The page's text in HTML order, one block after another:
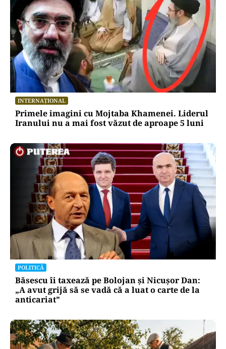
INTERNAȚIONAL
Primele imagini cu Mojtaba Khamenei. Liderul
Iranului nu a mai fost văzut de aproape 5 luni
POLITICĂ
Băsescu îi taxează pe Bolojan și Nicușor Dan:
„A avut grijă să se vadă că a luat o carte de la
anticariat”